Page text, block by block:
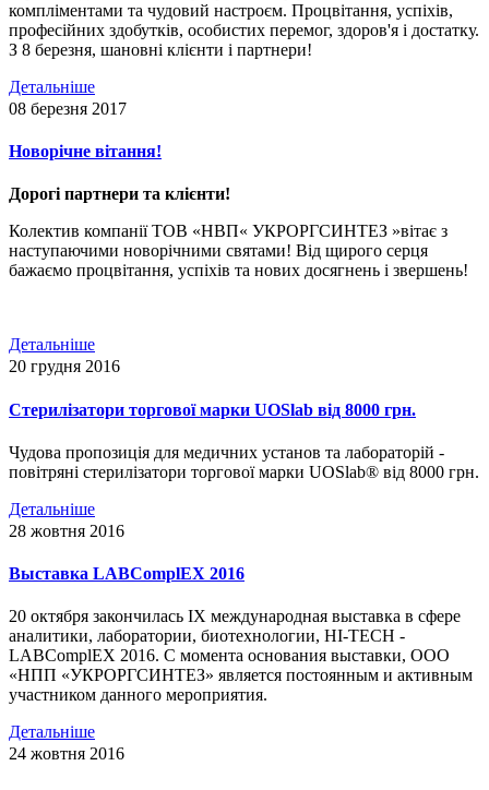
компліментами та чудовий настроєм. Процвітання, успіхів,
професійних здобутків, особистих перемог, здоров'я і достатку.
З 8 березня, шановні клієнти і партнери!
Детальніше
08 березня 2017
Новорічне вітання!
Дорогі партнери та клієнти!
Колектив компанії ТОВ «НВП« УКРОРГСИНТЕЗ »вітає з
наступаючими новорічними святами! Від щирого серця
бажаємо процвітання, успіхів та нових досягнень і звершень!
Детальніше
20 грудня 2016
Стерилізатори торгової марки UOSlab від 8000 грн.
Чудова пропозиція для медичних установ та лабораторій -
повітряні стерилізатори торгової марки UOSlab® від 8000 грн.
Детальніше
28 жовтня 2016
Выставка LABComplEX 2016
20 октября закончилась IX международная выставка в сфере
аналитики, лаборатории, биотехнологии, HI-TECH -
LABComplEX 2016. С момента основания выставки, ООО
«НПП «УКРОРГСИНТЕЗ» является постоянным и активным
участником данного мероприятия.
Детальніше
24 жовтня 2016